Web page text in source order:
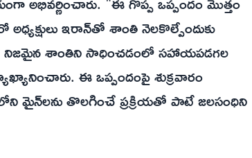
ఇరాన్‌తో శాంతి నెలకొల్పేందుకు
నిజమైన శాంతిని సాధించడంలో సహాయపడగల
ఈ ఒప్పందంపై శుక్రవారం
మైన్‌లను తొలగించే ప్రక్రియతో పాటే జలసంధిని